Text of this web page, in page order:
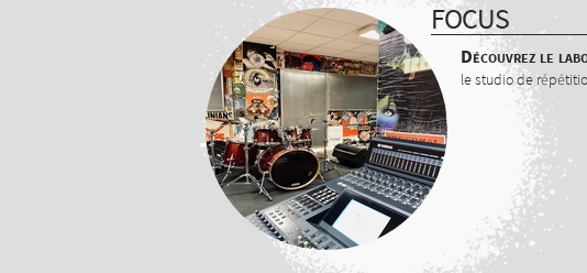
FOCUS
Découvrez le
le studio de